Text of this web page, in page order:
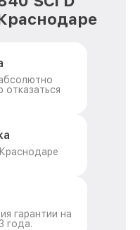
гарантии на
года.